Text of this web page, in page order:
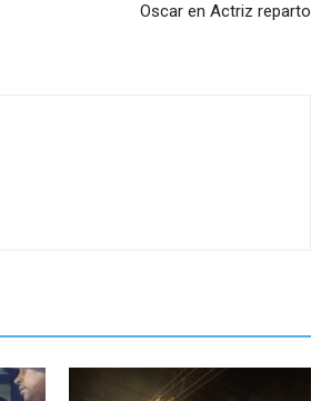
Oscar en Actriz reparto